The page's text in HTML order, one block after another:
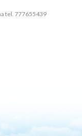
tel. 777655439